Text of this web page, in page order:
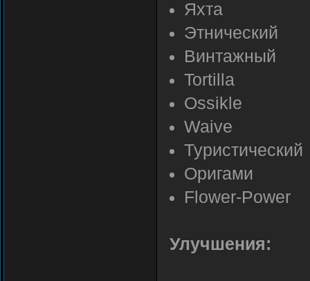
Яхта
Этнический
Винтажный
Tortilla
Ossikle
Waive
Туристический
Оригами
Flower-Power
Улучшения: